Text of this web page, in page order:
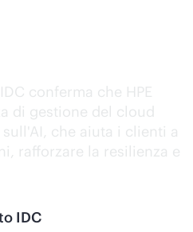
conferma che HPE
di gestione del cloud
che aiuta i clienti a
rafforzare la resilienza e
IDC